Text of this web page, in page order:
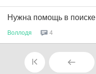
Нужна помощь в поиске
Воллодя 4